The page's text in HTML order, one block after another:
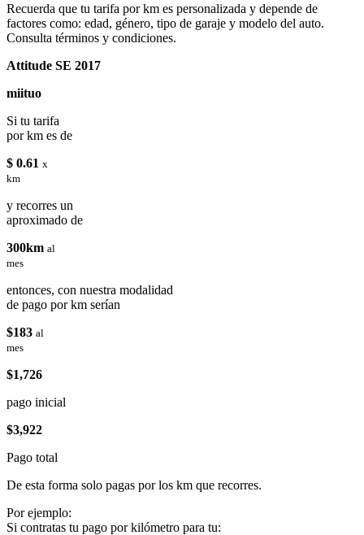
Recuerda que tu tarifa por km es personalizada y depende de
factores como: edad, género, tipo de garaje y modelo del auto.
Consulta términos y condiciones.
Attitude SE 2017
miituo
Si tu tarifa
por km es de
$ 0.61 x
km
y recorres un
aproximado de
300km al
mes
entonces, con nuestra modalidad
de pago por km serían
$183 al
mes
$1,726
pago inicial
$3,922
Pago total
De esta forma solo pagas por los km que recorres.
Por ejemplo:
Si contratas tu pago por kilómetro para tu: